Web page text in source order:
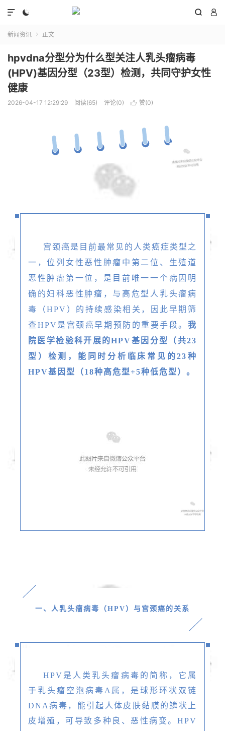
  

新闻资讯  正文
hpvdna分型分为什么型关注人乳头瘤病毒
(HPV)基因分型（23型）检测，共同守护女性
健康
2026-04-17 12:29:29 阅读(65) 评论(0)  赞(0)
宫颈癌是目前最常见的人类癌症类型之
一，位列女性恶性肿瘤中第二位、生殖道
恶性肿瘤第一位，是目前唯一一个病因明
确的妇科恶性肿瘤，与高危型人乳头瘤病
毒（HPV）的持续感染相关，因此早期筛
查HPV是宫颈癌早期预防的重要手段。 我
院医学检验科开展的HPV基因分型（共23
型）检测，能同时分析临床常见的23种
HPV基因型（18种高危型+5种低危型）。
一、 人乳头瘤病毒（ HPV） 与 宫颈癌 的关系
HPV是人类乳头瘤病毒的简称，它属
于乳头瘤空泡病毒A属，是球形环状双链
DNA病毒，能引起人体皮肤黏膜的鳞状上
皮增殖，可导致多种良、恶性病变。HPV